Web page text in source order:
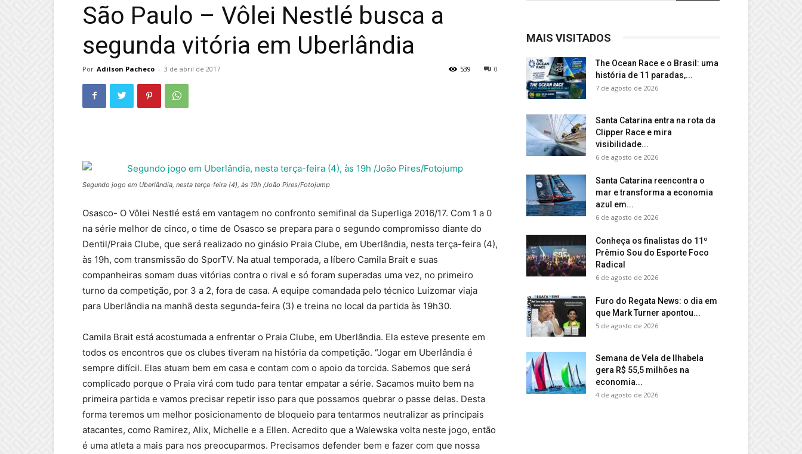
São Paulo – Vôlei Nestlé busca a
segunda vitória em Uberlândia
Por Adilson Pacheco - 3 de abril de 2017 0
539
Segundo jogo em Uberlândia, nesta terça-feira (4), às 19h /João Pires/Fotojump
Osasco- O Vôlei Nestlé está em vantagem no confronto semifinal da Superliga 2016/17. Com 1 a 0
na série melhor de cinco, o time de Osasco se prepara para o segundo compromisso diante do
Dentil/Praia Clube, que será realizado no ginásio Praia Clube, em Uberlândia, nesta terça-feira (4),
às 19h, com transmissão do SporTV. Na atual temporada, a líbero Camila Brait e suas
companheiras somam duas vitórias contra o rival e só foram superadas uma vez, no primeiro
turno da competição, por 3 a 2, fora de casa. A equipe comandada pelo técnico Luizomar viaja
para Uberlândia na manhã desta segunda-feira (3) e treina no local da partida às 19h30.
Camila Brait está acostumada a enfrentar o Praia Clube, em Uberlândia. Ela esteve presente em
todos os encontros que os clubes tiveram na história da competição. “Jogar em Uberlândia é
sempre difícil. Elas atuam bem em casa e contam com o apoio da torcida. Sabemos que será
complicado porque o Praia virá com tudo para tentar empatar a série. Sacamos muito bem na
primeira partida e vamos precisar repetir isso para que possamos quebrar o passe delas. Desta
forma teremos um melhor posicionamento de bloqueio para tentarmos neutralizar as principais
atacantes, como Ramirez, Alix, Michelle e a Ellen. Acredito que a Walewska volta neste jogo, então
é uma atleta a mais para nos preocuparmos. Precisamos defender bem e fazer com que nossa
MAIS VISITADOS
The Ocean Race e o Brasil: uma
história de 11 paradas,...
7 de agosto de 2026
Santa Catarina entra na rota da
Clipper Race e mira
visibilidade...
6 de agosto de 2026
Santa Catarina reencontra o
mar e transforma a economia
azul em...
6 de agosto de 2026
Conheça os finalistas do 11º
Prêmio Sou do Esporte Foco
Radical
6 de agosto de 2026
Furo do Regata News: o dia em
que Mark Turner apontou...
5 de agosto de 2026
Semana de Vela de Ilhabela
gera R$ 55,5 milhões na
economia...
4 de agosto de 2026